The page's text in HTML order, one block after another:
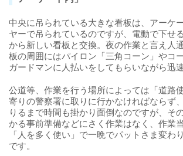
中央に吊られている大きな看板は、アーケ
ヤーで吊られているのですが、電動で下せ
から新しい看板と交換。夜の作業と言え人
板の周囲にはパイロン「三角コーン」やコ
ガードマンに人払いをしてもらいながら迅
公道等、作業を行う場所によっては「道路
寄りの警察署に取りに行かなければならず
りるまで時間も掛かり面倒なのですが、そ
かる事前準備などにさく作業はなく、作業
「人を多く使い」で一晩でパットさま変わ
です。